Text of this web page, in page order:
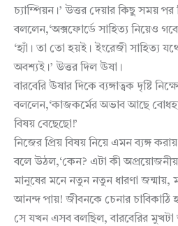
চ্যাম্পিয়ন।’ উত্তর দেয়ার কিছু সময় পর
বললেন,‘অক্সফোর্ডে সাহিত্য নিয়েও
‘হ্যাঁ। তা তো হয়ই। ইংরেজী সাহিত্য
অবশ্যই।’ উত্তর দিল ঊষা।
বারবেরি ঊষার দিকে ব্যঙ্গাত্বক দৃষ্টি
বললেন,‘কাজকর্মের অভাব আছে
বিষয় বেছেছো!’
নিজের প্রিয় বিষয় নিয়ে এমন ব্যঙ্গ
বলে উঠল,‘কেন? এটা কী অপ্রয়োজনীয়
মানুষের মনে নতুন নতুন ধারণা জন্মায়,
আনন্দ পায়! জীবনকে চেনার চাবিকাঠি
সে যখন এসব বলছিল, বারবেরির মুখটা